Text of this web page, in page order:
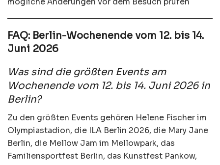
FAQ: Berlin-Wochenende vom 12. bis 14.
Juni 2026
Was sind die größten Events am
Wochenende vom 12. bis 14. Juni 2026 in
Berlin?
Zu den größten Events gehören Helene Fischer im
Olympiastadion, die ILA Berlin 2026, die Mary Jane
Berlin, die Mellow Jam im Mellowpark, das
Familiensportfest Berlin, das Kunstfest Pankow,